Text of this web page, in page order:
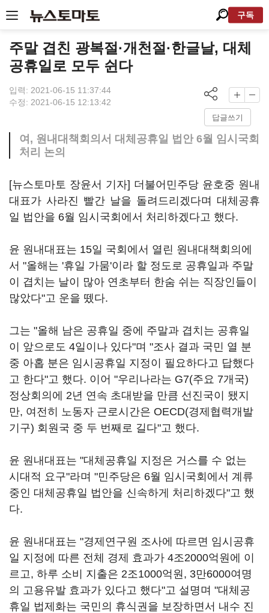
구독
주말 겹친 광복절·개천절·한글날, 대체
공휴일로 모두 쉰다
입력: 2021-06-15 11:37:44
수정: 2021-06-15 12:13:42
답글쓰기
여, 원내대책회의서 대체공휴일 법안 6월 임시국회
처리 논의
[뉴스토마토 장윤서 기자] 더불어민주당 윤호중 원내
대표가 사라진 빨간 날을 돌려드리겠다며 대체공휴
일 법안을 6월 임시국회에서 처리하겠다고 했다.
윤 원내대표는 15일 국회에서 열린 원내대책회의에
서 "올해는 '휴일 가뭄'이라 할 정도로 공휴일과 주말
이 겹치는 날이 많아 연초부터 한숨 쉬는 직장인들이
많았다"고 운을 뗐다.
그는 "올해 남은 공휴일 중에 주말과 겹치는 공휴일
이 앞으로도 4일이나 있다"며 "조사 결과 국민 열 분
중 아홉 분은 임시공휴일 지정이 필요하다고 답했다
고 한다"고 했다. 이어 "우리나라는 G7(주요 7개국)
정상회의에 2년 연속 초대받을 만큼 선진국이 됐지
만, 여전히 노동자 근로시간은 OECD(경제협력개발
기구) 회원국 중 두 번째로 길다"고 했다.
윤 원내대표는 "대체공휴일 지정은 거스를 수 없는
시대적 요구"라며 "민주당은 6월 임시국회에서 계류
중인 대체공휴일 법안을 신속하게 처리하겠다"고 했
다.
윤 원내대표는 "경제연구원 조사에 따르면 임시공휴
일 지정에 따른 전체 경제 효과가 4조2000억원에 이
르고, 하루 소비 지출은 2조1000억원, 3만6000여명
의 고용유발 효과가 있다고 했다"고 설명며 "대체공
휴일 법제화는 국민의 휴식권을 보장하면서 내수 진